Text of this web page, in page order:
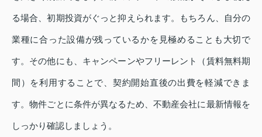
る場合、初期投資がぐっと抑えられます。もちろん、自分の
業種に合った設備が残っているかを見極めることも大切で
す。その他にも、キャンペーンやフリーレント（賃料無料期
間）を利用することで、契約開始直後の出費を軽減できま
す。物件ごとに条件が異なるため、不動産会社に最新情報を
しっかり確認しましょう。